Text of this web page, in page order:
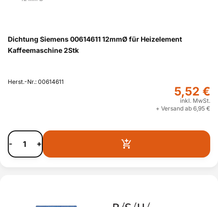
Dichtung Siemens 00614611 12mmØ für Heizelement
Kaffeemaschine 2Stk
Herst.-Nr.: 00614611
5,52 €
inkl. MwSt.
+ Versand ab 6,95 €
- +